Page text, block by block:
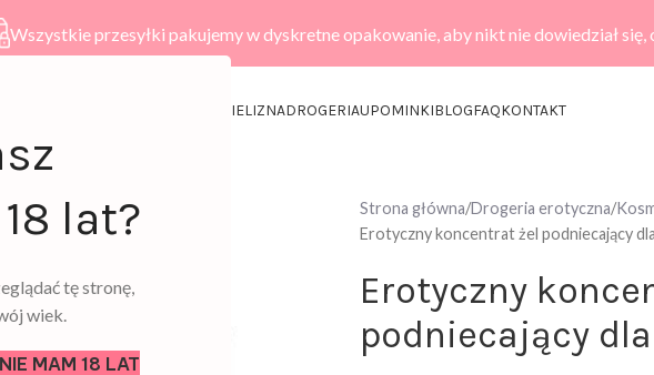
lat?
tę stronę,
wiek.
NIE MAM 18 LAT
Wszystkie przesyłki pakujemy w dyskretne opakowanie, aby nikt nie dowiedział się,
BIELIZNADROGERIAUPOMINKIBLOGFAQKONTAKT
Strona główna Drogeria erotyczna
Erotyczny koncentrat żel podniecający
Erotyczny
podniecający